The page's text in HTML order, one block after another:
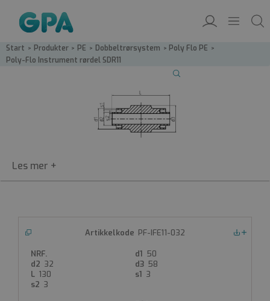
Start / Produkter / PE / Dobbeltrør­system / Poly Flo PE /
Poly-Flo Instrument rørdel SDR11
PF-IFE11
Poly-Flo dobbeltrørsystem
PE100-RC svart
Instrumentrørdel
PF-IFE11-032
50
32
58
130
3
3